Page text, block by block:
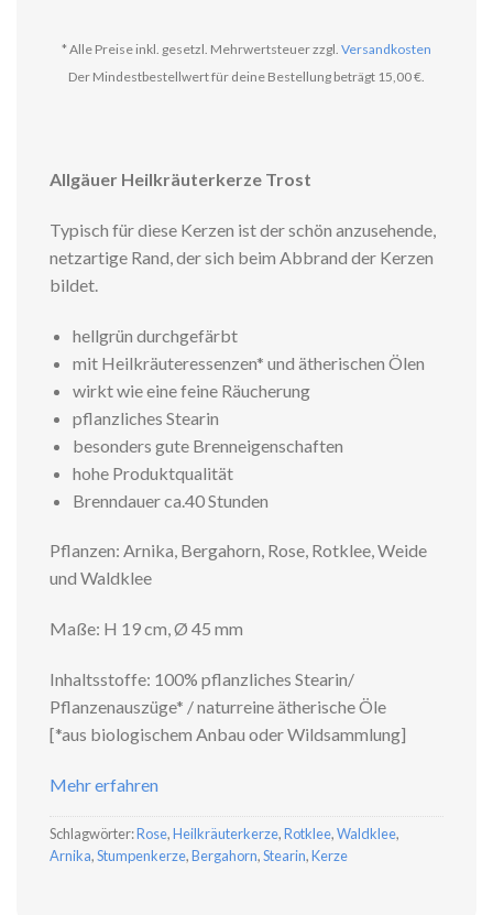
* Alle Preise inkl. gesetzl. Mehrwertsteuer zzgl. Versandkosten
Der Mindestbestellwert für deine Bestellung beträgt 15,00 €.
Allgäuer Heilkräuterkerze Trost
Typisch für diese Kerzen ist der schön anzusehende,
netzartige Rand, der sich beim Abbrand der Kerzen
bildet.
hellgrün durchgefärbt
mit Heilkräuteressenzen* und ätherischen Ölen
wirkt wie eine feine Räucherung
pflanzliches Stearin
besonders gute Brenneigenschaften
hohe Produktqualität
Brenndauer ca.40 Stunden
Pflanzen: Arnika, Bergahorn, Rose, Rotklee, Weide
und Waldklee
Maße: H 19 cm, Ø 45 mm
Inhaltsstoffe: 100% pflanzliches Stearin/
Pflanzenauszüge* / naturreine ätherische Öle
[*aus biologischem Anbau oder Wildsammlung]
Mehr erfahren
Schlagwörter:Rose,Heilkräuterkerze,Rotklee,Waldklee,
Arnika,Stumpenkerze,Bergahorn,Stearin,Kerze